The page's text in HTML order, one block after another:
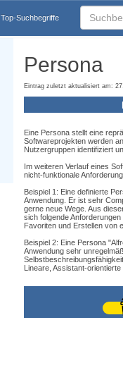
Top-Suchbegriffe
Persona
Eintrag zuletzt aktualisiert am:
Eine Persona stellt eine
Softwareprojekten werden
Nutzergruppen identifiziert
Im weiteren Verlauf eines
nicht-funktionale
Beispiel 1: Eine definierte
Anwendung. Er ist sehr
gerne neue Wege. Aus
sich folgende
Favoriten und Erstellen von
Beispiel 2: Eine Persona
Anwendung sehr
Lineare, Assistant-